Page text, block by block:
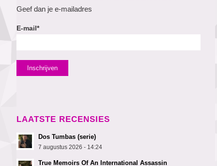
Geef dan je e-mailadres
E-mail*
LAATSTE RECENSIES
Dos Tumbas (serie)
7 augustus 2026 - 14:24
True Memoirs Of An International Assassin